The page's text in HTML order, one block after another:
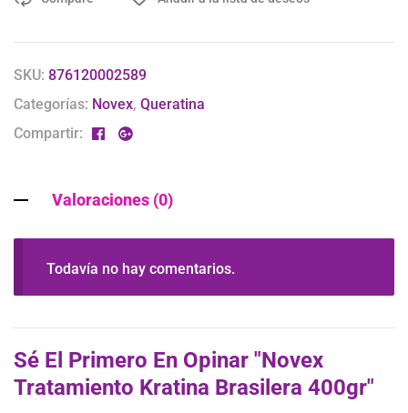
SKU: 876120002589
Categorías: Novex, Queratina
Compartir:
Valoraciones (0)
Todavía no hay comentarios.
Sé El Primero En Opinar "Novex
Tratamiento Kratina Brasilera 400gr"